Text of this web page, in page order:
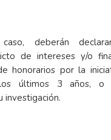
deberán
de intereses y/o
honorarios por la
últimos 3 años, o
investigación.